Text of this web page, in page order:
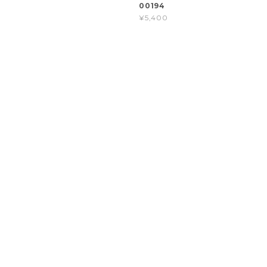
00194
¥5,400